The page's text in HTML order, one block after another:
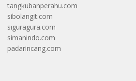
tangkubanperahu.com
sibolangit.com
siguragura.com
simanindo.com
padarincang.com